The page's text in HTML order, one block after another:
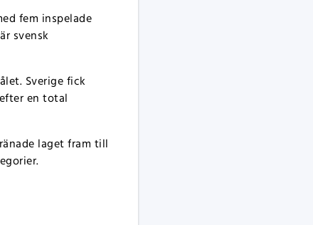
fem inspelade
svensk
Sverige fick
en total
laget fram till